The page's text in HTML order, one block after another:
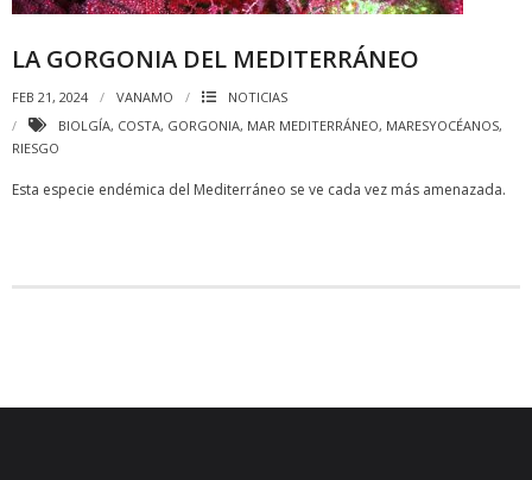
LA GORGONIA DEL MEDITERRÁNEO
FEB 21, 2024 VANAMO
NOTICIAS
BIOLGÍA, COSTA, GORGONIA, MAR MEDITERRÁNEO, MARESYOCÉANOS,
RIESGO
Esta especie endémica del Mediterráneo se ve cada vez más amenazada.